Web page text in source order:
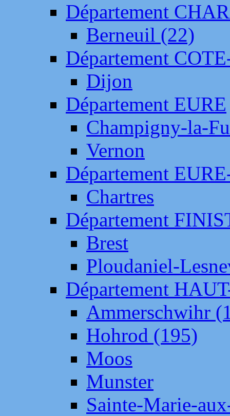
Département
Berneuil (22)
Département
Dijon
Département EURE
Champigny-la-
Vernon
Département
Chartres
Département
Brest
Ploudaniel-
Département
Ammerschwihr
Hohrod (195)
Moos
Munster
Sainte-Marie-